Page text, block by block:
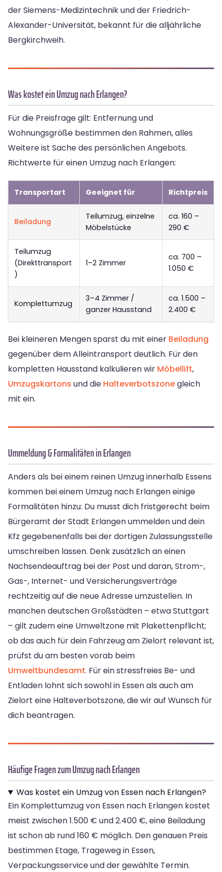
der Siemens-Medizintechnik und der Friedrich-
Alexander-Universität, bekannt für die alljährliche
Bergkirchweih.
Was kostet ein Umzug nach Erlangen?
Für die Preisfrage gilt: Entfernung und
Wohnungsgröße bestimmen den Rahmen, alles
Weitere ist Sache des persönlichen Angebots.
Richtwerte für einen Umzug nach Erlangen:
Transportart Geeignet für Richtpreis
Beiladung
Teilumzug, einzelne
Möbelstücke
ca. 160 –
290 €
Teilumzug
(Direkttransport
)
1–2 Zimmer
ca. 700 –
1.050 €
Komplettumzug
3–4 Zimmer /
ganzer Hausstand
ca. 1.500 –
2.400 €
Bei kleineren Mengen sparst du mit einer Beiladung
gegenüber dem Alleintransport deutlich. Für den
kompletten Hausstand kalkulieren wir Möbellift,
Umzugskartons und die Halteverbotszonegleich
mit ein.
Ummeldung & Formalitäten in Erlangen
Anders als bei einem reinen Umzug innerhalb Essens
kommen bei einem Umzug nach Erlangen einige
Formalitäten hinzu: Du musst dich fristgerecht beim
Bürgeramt der Stadt Erlangen ummelden und dein
Kfz gegebenenfalls bei der dortigen Zulassungsstelle
umschreiben lassen. Denk zusätzlich an einen
Nachsendeauftrag bei der Post und daran, Strom-,
Gas-, Internet- und Versicherungsverträge
rechtzeitig auf die neue Adresse umzustellen. In
manchen deutschen Großstädten – etwa Stuttgart
– gilt zudem eine Umweltzone mit Plakettenpflicht;
ob das auch für dein Fahrzeug am Zielort relevant ist,
prüfst du am besten vorab beim
Umweltbundesamt. Für ein stressfreies Be- und
Entladen lohnt sich sowohl in Essen als auch am
Zielort eine Halteverbotszone, die wir auf Wunsch für
dich beantragen.
Häufige Fragen zum Umzug nach Erlangen
Was kostet ein Umzug von Essen nach Erlangen?
Ein Komplettumzug von Essen nach Erlangen kostet
meist zwischen 1.500 € und 2.400 €, eine Beiladung
ist schon ab rund 160 € möglich. Den genauen Preis
bestimmen Etage, Trageweg in Essen,
Verpackungsservice und der gewählte Termin.